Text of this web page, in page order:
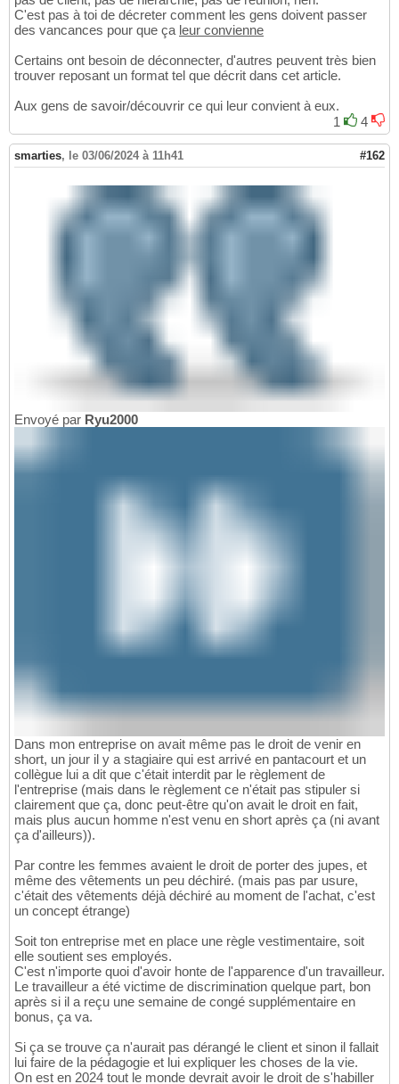
C'est pas à toi de décreter comment les gens doivent passer
des vancances pour que ça leur convienne
Certains ont besoin de déconnecter, d'autres peuvent très bien
trouver reposant un format tel que décrit dans cet article.
Aux gens de savoir/découvrir ce qui leur convient à eux.
1
4
smarties, le 03/06/2024 à 11h41 #162
Envoyé par Ryu2000
Dans mon entreprise on avait même pas le droit de venir en
short, un jour il y a stagiaire qui est arrivé en pantacourt et un
collègue lui a dit que c'était interdit par le règlement de
l'entreprise (mais dans le règlement ce n'était pas stipuler si
clairement que ça, donc peut-être qu'on avait le droit en fait,
mais plus aucun homme n'est venu en short après ça (ni avant
ça d'ailleurs)).
Par contre les femmes avaient le droit de porter des jupes, et
même des vêtements un peu déchiré. (mais pas par usure,
c'était des vêtements déjà déchiré au moment de l'achat, c'est
un concept étrange)
Soit ton entreprise met en place une règle vestimentaire, soit
elle soutient ses employés.
C'est n'importe quoi d'avoir honte de l'apparence d'un travailleur.
Le travailleur a été victime de discrimination quelque part, bon
après si il a reçu une semaine de congé supplémentaire en
bonus, ça va.
Si ça se trouve ça n'aurait pas dérangé le client et sinon il fallait
lui faire de la pédagogie et lui expliquer les choses de la vie.
On est en 2024 tout le monde devrait avoir le droit de s'habiller